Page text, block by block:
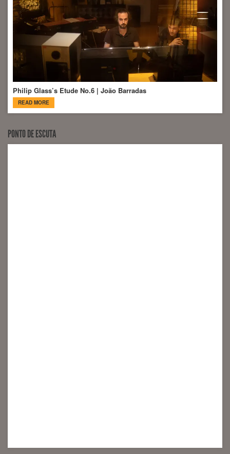
Philip Glass’s Etude No.6 | João Barradas
READ MORE
PONTO DE ESCUTA